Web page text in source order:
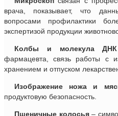
врача, показывает, что
вопросами профилактики
экспертизой продукции
Колбы и молекула ДНК
фармацевта, связь работы с
хранением и отпуском
Изображение ножа и
продуктовую безопасность.
Пшеничные колосья–